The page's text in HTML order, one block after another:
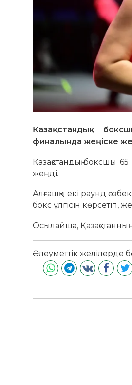
Қазақстандық
финалында жеңіске
Қазақстандық боксшы
жеңді.
Алғашқы екі раунд
бокс үлгісін көрсетіп,
Осылайша,
Әлеуметтік желілерде